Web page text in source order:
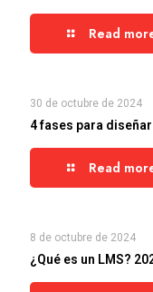
Read
30 de octubre de 2024
4 fases para
Read
8 de octubre de 2024
¿Qué es un LMS?